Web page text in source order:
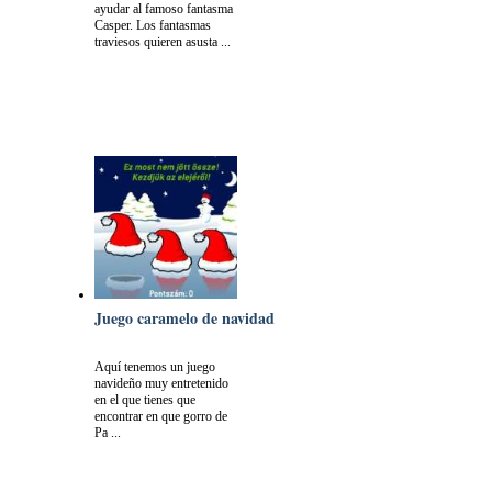
ayudar al famoso fantasma
Casper. Los fantasmas
traviesos quieren asusta ...
Juego caramelo de navidad
Aquí tenemos un juego
navideño muy entretenido
en el que tienes que
encontrar en que gorro de
Pa ...